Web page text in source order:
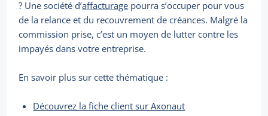
? Une société d’affacturage pourra s’occuper pour vous
de la relance et du recouvrement de créances. Malgré la
commission prise, c’est un moyen de lutter contre les
impayés dans votre entreprise.
En savoir plus sur cette thématique :
Découvrez la fiche client sur Axonaut